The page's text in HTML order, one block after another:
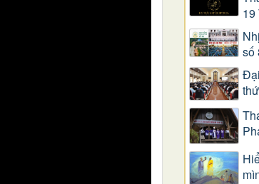
19
số